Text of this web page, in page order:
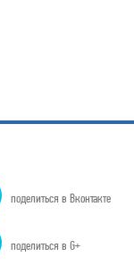
поделиться в Вконтакте
поделиться в G+